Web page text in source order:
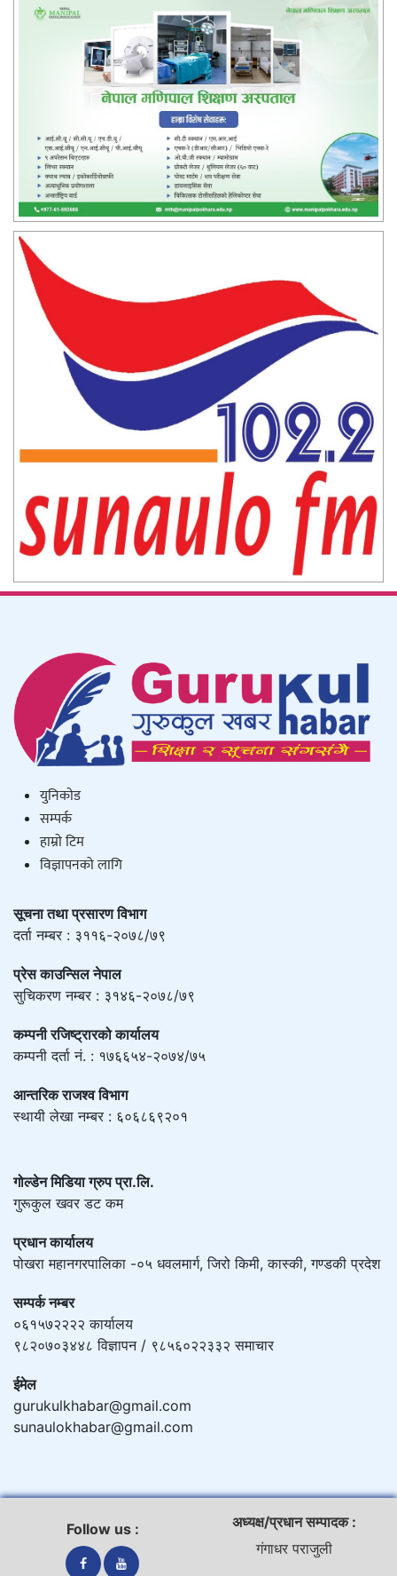
युनिकाेड
सम्पर्क
हाम्राे टिम
विज्ञापनको लागि
सूचना तथा प्रसारण विभाग
दर्ता नम्बर : ३११६-२०७८/७९
प्रेस काउन्सिल नेपाल
सुचिकरण नम्बर : ३१४६-२०७८/७९
कम्पनी रजिष्ट्रारको कार्यालय
कम्पनी दर्ता नं. : १७६६५४-२०७४/७५
आन्तरिक राजश्व विभाग
स्थायी लेखा नम्बर : ६०६८६९२०१
गोल्डेन मिडिया ग्रुप प्रा.लि.
गुरूकुल खवर डट कम
प्रधान कार्यालय
पोखरा महानगरपालिका -०५ धवलमार्ग, जिरो किमी, कास्की, गण्डकी प्रदेश
सम्पर्क नम्बर
०६१५७२२२२ कार्यालय
९८२०७०३४४८ विज्ञापन / ९८५६०२२३३२ समाचार
ईमेल
gurukulkhabar@gmail.com
sunaulokhabar@gmail.com
Follow us :
अध्यक्ष/प्रधान सम्पादक :
गंगाधर पराजुली